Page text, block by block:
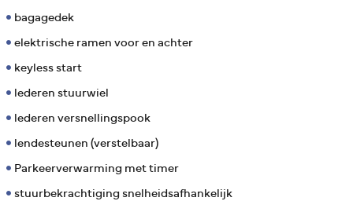
bagagedek
elektrische ramen voor en achter
keyless start
lederen stuurwiel
lederen versnellingspook
lendesteunen (verstelbaar)
Parkeerverwarming met timer
stuurbekrachtiging snelheidsafhankelijk